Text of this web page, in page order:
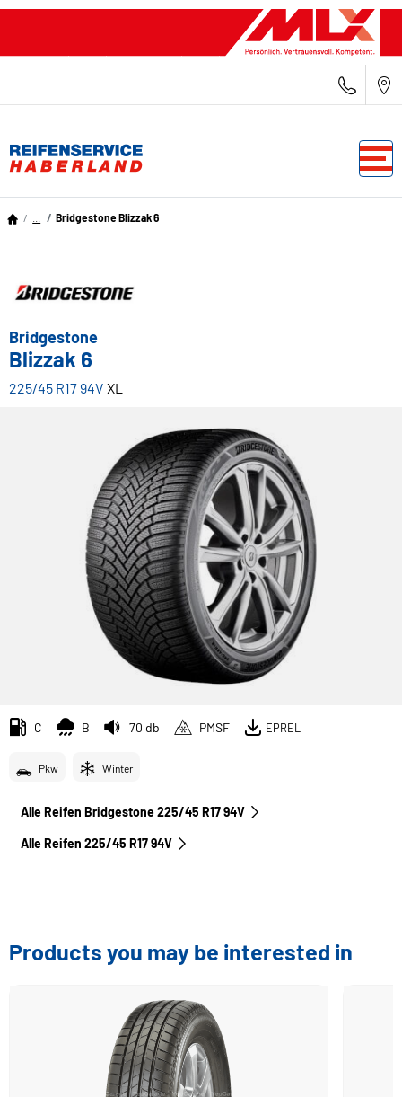
Bridgestone Blizzak 6
Bridgestone
Blizzak 6
225/45 R17 94V XL
C B 70 db PMSF EPREL
Pkw Winter
Alle Reifen Bridgestone 225/45 R17 94V
Alle Reifen‎ 225/45 R17 94V
Products you may be interested in